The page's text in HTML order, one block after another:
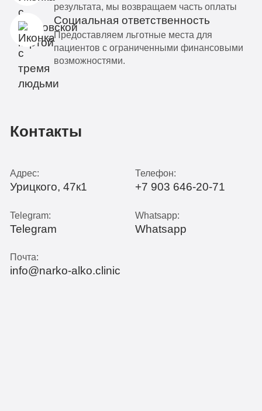
результата, мы возвращаем часть оплаты
Социальная ответственность
Предоставляем льготные места для
пациентов с ограниченными финансовыми
возможностями.
Контакты
Адрес:
Урицкого, 47к1
Телефон:
+7 903 646-20-71
Telegram:
Telegram
Whatsapp:
Whatsapp
Почта:
info@narko-alko.clinic